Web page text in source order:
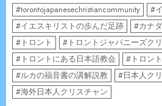
#torontojapanesechristiancommunity
#
#イエスキリストの歩んだ足跡
#カナダ
#トロント
#トロントジャパニーズク
#トロントにある日本語教会
#トロン
#ルカの福音書の講解説教
#日本人ク
#海外日本人クリスチャン